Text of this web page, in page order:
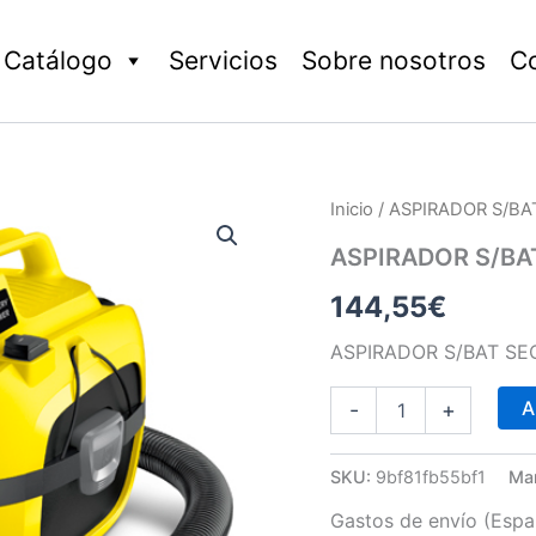
Catálogo Servicios Sobre nosotros
Inicio / ASPIRADOR S/
ASPIRADOR S/
144,55€
ASPIRADOR S/BAT
-
ASPIRADOR
SECO
7
WD1
+
SKU: 9bf81fb55bf1
Gastos de envío